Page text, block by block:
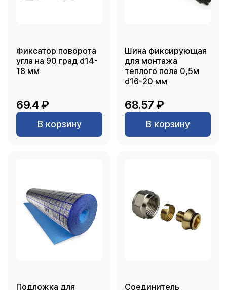
Фиксатор поворота
угла на 90 град d14-
18 мм
69.4 ₽
В корзину
Шина фиксирующая
для монтажа
теплого пола 0,5м
d16-20 мм
68.57 ₽
В корзину
Подложка для Соединитель